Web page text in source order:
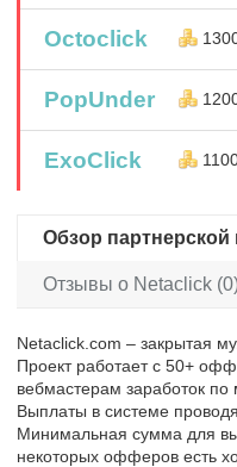
Octoclick
PopUnder
ExoClick
Обзор
Отзывы о Netaclick
Netaclick.com – закрытая
Проект работает с 50+
вебмастерам заработок
Выплаты в системе
Минимальная сумма для
некоторых офферов есть